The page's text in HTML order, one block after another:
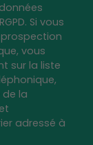
Si vous
vous
sur la liste
de la
adressé à